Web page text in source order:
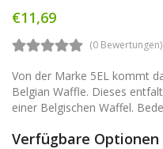
€11,69
(0 Bewertungen)
Von der Marke 5EL kommt
Belgian Waffle. Dieses
einer Belgischen Waffel.
Verfügbare Optionen